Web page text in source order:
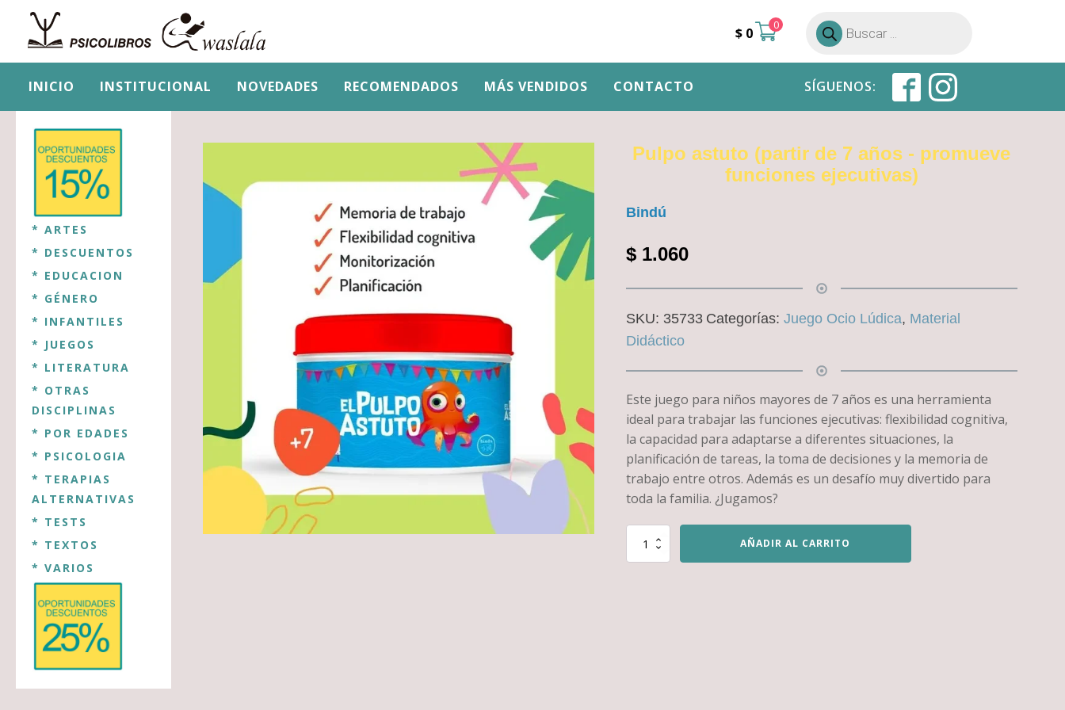
$ 0 0
Búsqueda
de
productos
INICIO INSTITUCIONAL NOVEDADES RECOMENDADOS MÁS VENDIDOS CONTACTO SÍGUENOS:
* ARTES
* DESCUENTOS
* EDUCACION
* GÉNERO
* INFANTILES
* JUEGOS
* LITERATURA
* OTRAS
DISCIPLINAS
* POR EDADES
* PSICOLOGIA
* TERAPIAS
ALTERNATIVAS
* TESTS
* TEXTOS
* VARIOS
Pulpo astuto (partir de 7 años - promueve
funciones ejecutivas)
Bindú
$1.060
SKU: 35733 Categorías: Juego Ocio Lúdica, Material
Didáctico
Este juego para niños mayores de 7 años es una herramienta
ideal para trabajar las funciones ejecutivas: flexibilidad cognitiva,
la capacidad para adaptarse a diferentes situaciones, la
planificación de tareas, la toma de decisiones y la memoria de
trabajo entre otros. Además es un desafío muy divertido para
toda la familia. ¿Jugamos?
Pulpo
AÑADIR AL CARRITO